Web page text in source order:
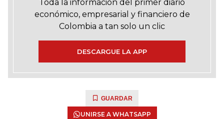
Toda la información del primer diario
económico, empresarial y financiero de
Colombia a tan solo un clic
DESCARGUE LA APP
GUARDAR
UNIRSE A WHATSAPP